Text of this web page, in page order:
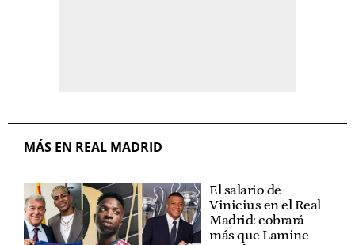
MÁS EN REAL MADRID
El salario de
Vinicius en el Real
Madrid: cobrará
más que Lamine